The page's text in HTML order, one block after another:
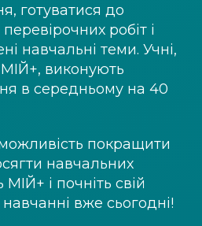
готуватися до
робіт і
навчальні теми. Учні,
МІЙ+, виконують
в середньому на 40
покращити
навчальних
МІЙ+ і почніть свій
вже сьогодні!